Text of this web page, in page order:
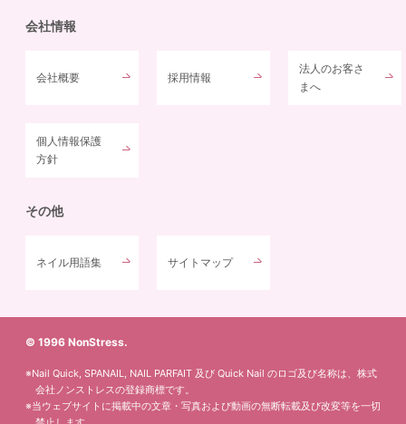
会社情報
会社概要 採用情報
法人のお客さ
まへ
個人情報保護
方針
その他
ネイル用語集 サイトマップ
© 1996 NonStress.
※Nail Quick, SPANAIL, NAIL PARFAIT 及び Quick Nail のロゴ及び名称は、株式
会社ノンストレスの登録商標です。
※当ウェブサイトに掲載中の文章・写真および動画の無断転載及び改変等を一切